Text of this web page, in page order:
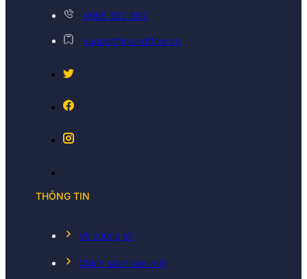
0968 382 682
support@sunoffice.vn
THÔNG TIN
Về chúng tôi
Chính sách bảo mật